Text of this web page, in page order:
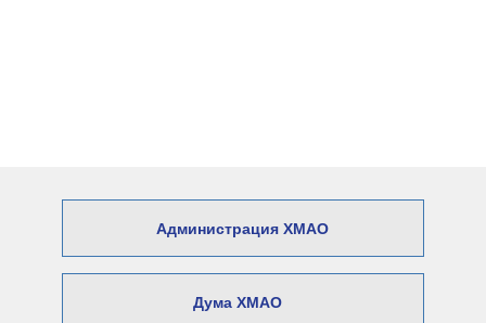
Администрация ХМАО
Дума ХМАО